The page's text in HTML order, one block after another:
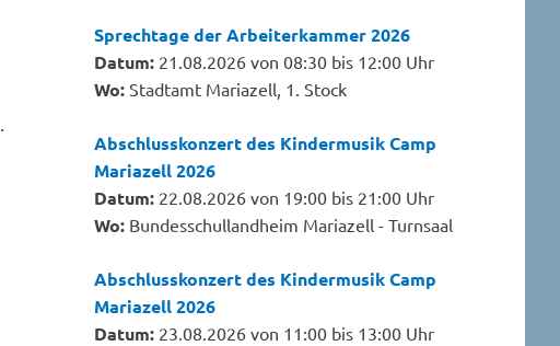
Sprechtage der Arbeiterkammer 2026
Datum: 21.08.2026 von 08:30 bis 12:00 Uhr
Wo: Stadtamt Mariazell, 1. Stock
Abschlusskonzert des Kindermusik Camp
Mariazell 2026
Datum: 22.08.2026 von 19:00 bis 21:00 Uhr
Wo: Bundesschullandheim Mariazell - Turnsaal
Abschlusskonzert des Kindermusik Camp
Mariazell 2026
Datum: 23.08.2026 von 11:00 bis 13:00 Uhr